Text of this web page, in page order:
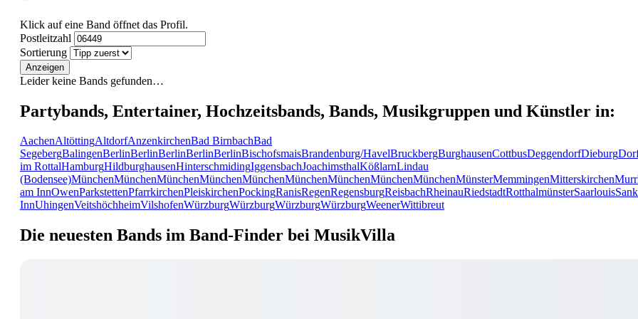
Klick auf eine Band öffnet das Profil.
Postleitzahl
Sortierung
Anzeigen
Leider keine Bands gefunden…
Partybands, Entertainer, Hochzeitsbands, Bands, Musikgruppen und Künstler in:
AachenAltöttingAltdorfAnzenkirchenBad BirnbachBad
SegebergBalingenBerlinBerlinBerlinBerlinBerlinBischofsmaisBrandenburg/HavelBruckbergBurghausenCottbusDeggendorfDieburg
im RottalHamburgHildburghausenHinterschmidingIggensbachJoachimsthalKößlarnLindau
(Bodensee)MünchenMünchenMünchenMünchenMünchenMünchenMünchenMünchenMünchenMünsterMemmingenMitterskirchen
am InnOwenParkstettenPfarrkirchenPleiskirchenPockingRanisRegenRegensburgReisbachRheinauRiedstadtRotthalmünsterSaarlouis
InnUhingenVeitshöchheimVilshofenWürzburgWürzburgWürzburgWürzburgWeenerWittibreut
Die neuesten Bands im Band-Finder bei MusikVilla